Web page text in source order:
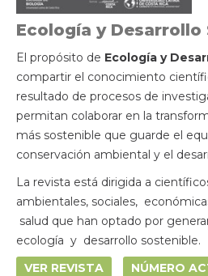
Ecología y
El propósito de Ecología y
compartir el conocimiento
resultado de procesos de
permitan colaborar en la
más sostenible que guarde el
conservación ambiental y el
La revista está dirigida a
ambientales, sociales,
salud que han optado por
ecología y desarrollo sostenible.
VER REVISTA
NÚMERO